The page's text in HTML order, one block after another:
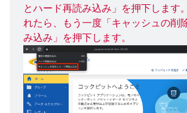
とハード再読み込み」を押下します
れたら、もう一度「キャッシュの削
み込み」を押下します。